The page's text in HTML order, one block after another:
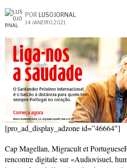
POR LUSOJORNAL
14 JANEIRO, 2021
[pro_ad_display_adzone id=”46664″]
Cap Magellan, Migracult et
rencontre digitale sur «Audiovisuel,